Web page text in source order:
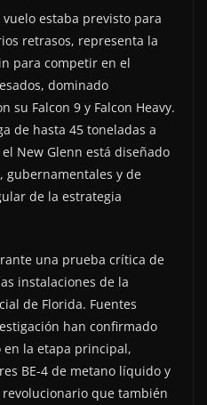
estaba previsto para
retrasos, representa la
para competir en el
dominado
su Falcon 9 y Falcon Heavy.
de hasta 45 toneladas a
New Glenn está diseñado
gubernamentales y de
de la estrategia
una prueba crítica de
instalaciones de la
de Florida. Fuentes
han confirmado
la etapa principal,
BE-4 de metano líquido y
que también